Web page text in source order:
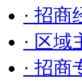
· 招商
· 区域
· 招商